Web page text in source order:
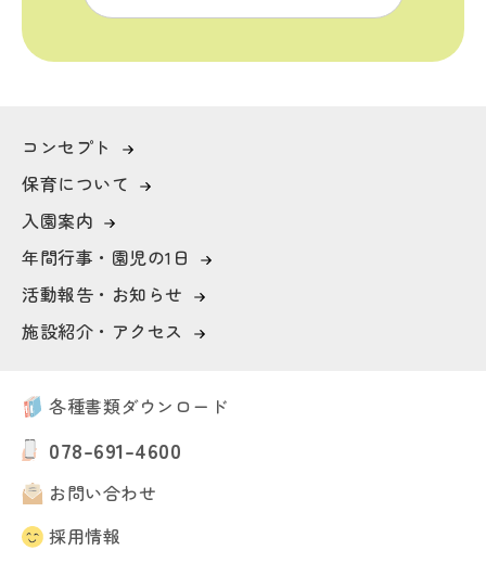
コンセプト
保育について
入園案内
年間行事・園児の1日
活動報告・お知らせ
施設紹介・アクセス
各種書類ダウンロード
078-691-4600
お問い合わせ
採用情報